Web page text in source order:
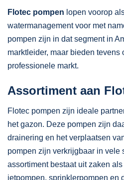
Flotec pompen lopen voorop
watermanagement voor met
pompen zijn in dat segment in
marktleider, maar bieden tevens
professionele markt.
Assortiment aan
Flotec pompen zijn ideale
het gazon. Deze pompen zijn
drainering en het verplaatsen
pompen zijn verkrijgbaar in vele
assortiment bestaat uit zaken
jetpompen, sprinklerpompen en